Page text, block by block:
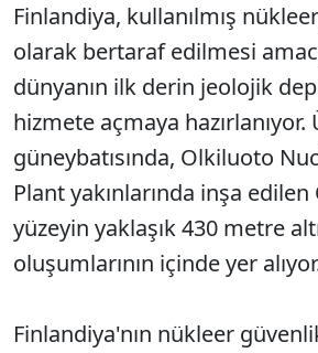
Finlandiya, kullanılmış
olarak bertaraf edilmesi
dünyanın ilk derin jeolojik
hizmete açmaya hazırlanıyor.
güneybatısında, Olkiluoto
Plant yakınlarında inşa
yüzeyin yaklaşık 430 metre
oluşumlarının içinde yer
Finlandiya'nın nükleer